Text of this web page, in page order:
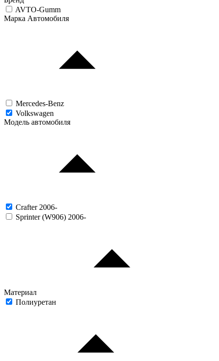
AVTO-Gumm
Марка Автомобиля
Mercedes-Benz
Volkswagen
Модель автомобиля
Crafter 2006-
Sprinter (W906) 2006-
Материал
Полиуретан